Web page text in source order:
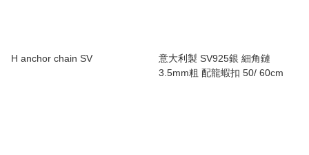
H anchor chain SV
意大利製 SV925銀 細角鏈
3.5mm粗 配龍蝦扣 50/ 60cm